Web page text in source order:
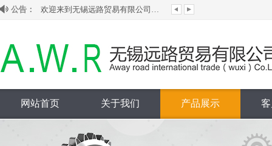
公告： 欢迎来到无锡远路贸易有限公司网站！
代理销售韩国HANSUN旗下S-LOK管阀件...
本公司为台湾ASIANTOOL水银滑环大陆授...
网站首页 关于我们 产品展示